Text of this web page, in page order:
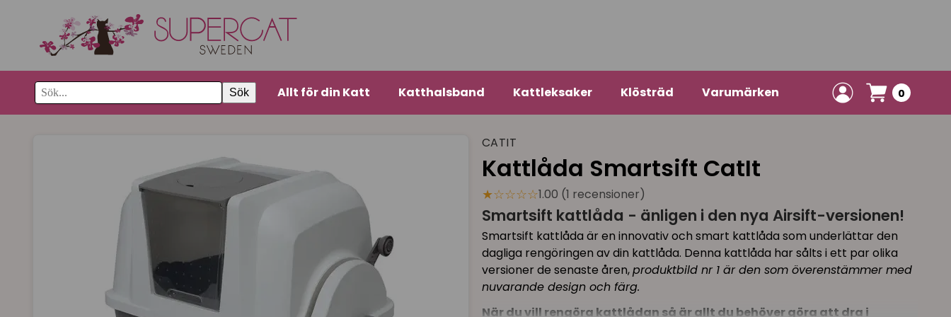
Sök Allt för din Katt Katthalsband Kattleksaker Klösträd Varumärken 0
CATIT
Kattlåda Smartsift CatIt
★☆☆☆☆1.00 (1 recensioner)
Smartsift kattlåda - änligen i den nya Airsift-versionen!
Smartsift kattlåda är en innovativ och smart kattlåda som underlättar den
dagliga rengöringen av din kattlåda. Denna kattlåda har sålts i ett par olika
versioner de senaste åren,produktbild nr 1 är den som överenstämmer med
nuvarande design och färg.
När du vill rengöra kattlådan så är allt du behöver göra att dra i